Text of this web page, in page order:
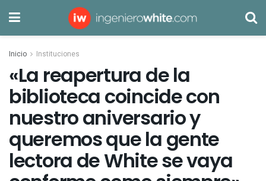
Inicio Instituciones
«La reapertura de la
biblioteca coincide con
nuestro aniversario y
queremos que la gente
lectora de White se vaya